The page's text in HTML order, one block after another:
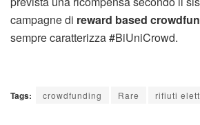
campagne di reward based
sempre caratterizza #BiUniCrowd.
Tags: crowdfunding Rare rifiuti